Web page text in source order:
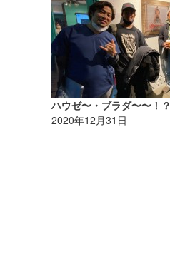
ハウゼ〜・ブラダ〜〜！？
2020年12月31日